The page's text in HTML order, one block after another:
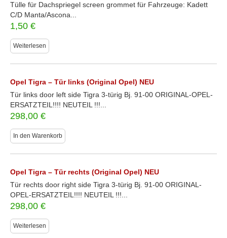
Tülle für Dachspriegel screen grommet für Fahrzeuge: Kadett
C/D Manta/Ascona...
1,50 €
Weiterlesen
Opel Tigra – Tür links (Original Opel) NEU
Tür links door left side Tigra 3-türig Bj. 91-00 ORIGINAL-OPEL-
ERSATZTEIL!!!! NEUTEIL !!!...
298,00 €
In den Warenkorb
Opel Tigra – Tür rechts (Original Opel) NEU
Tür rechts door right side Tigra 3-türig Bj. 91-00 ORIGINAL-
OPEL-ERSATZTEIL!!!! NEUTEIL !!!...
298,00 €
Weiterlesen